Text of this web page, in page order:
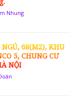
Nhung
68(M2), KHU
5, CHUNG CƯ
NỘI